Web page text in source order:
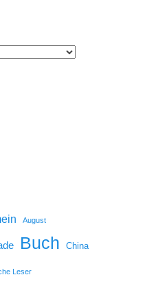
August
Buch China
Leser